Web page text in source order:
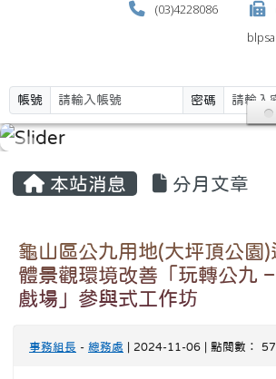
(03)4228086
帳號 密碼
本站消息 分月文章
龜山區公九用地(大坪頂公園)
體景觀環境改善「玩轉公九
戲場」參與式工作坊
事務組長 - 總務處 | 2024-11-06 | 點閱數：